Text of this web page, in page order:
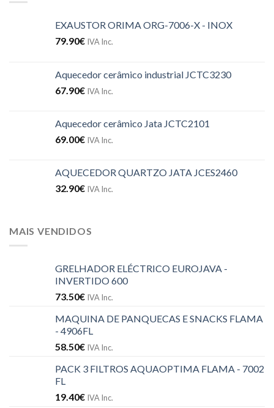
EXAUSTOR ORIMA ORG-7006-X - INOX
79.90€ IVA Inc.
Aquecedor cerâmico industrial JCTC3230
67.90€ IVA Inc.
Aquecedor cerâmico Jata JCTC2101
69.00€ IVA Inc.
AQUECEDOR QUARTZO JATA JCES2460
32.90€ IVA Inc.
MAIS VENDIDOS
GRELHADOR ELÉCTRICO EUROJAVA -
INVERTIDO 600
73.50€ IVA Inc.
MAQUINA DE PANQUECAS E SNACKS FLAMA
- 4906FL
58.50€ IVA Inc.
PACK 3 FILTROS AQUAOPTIMA FLAMA - 7002
FL
19.40€ IVA Inc.